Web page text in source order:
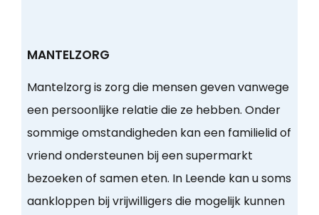
MANTELZORG
Mantelzorg is zorg die mensen geven vanwege
een persoonlijke relatie die ze hebben. Onder
sommige omstandigheden kan een familielid of
vriend ondersteunen bij een supermarkt
bezoeken of samen eten. In Leende kan u soms
aankloppen bij vrijwilligers die mogelijk kunnen